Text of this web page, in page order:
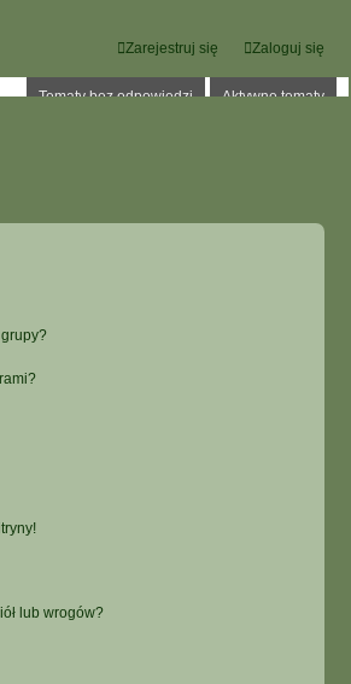
Zaloguj się
Zarejestruj się
Tematy bez odpowiedzi Aktywne tematy
lub wrogów?